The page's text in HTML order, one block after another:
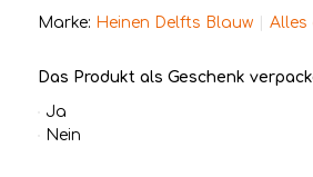
Marke: Heinen Delfts Blauw Alles
Das Produkt als Geschenk
Ja
Nein